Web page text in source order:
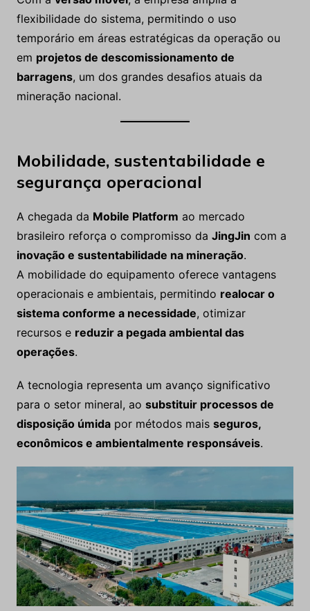
flexibilidade do sistema, permitindo o uso
temporário em áreas estratégicas da operação ou
em projetos de descomissionamento de
barragens, um dos grandes desafios atuais da
mineração nacional.
Mobilidade, sustentabilidade e
segurança operacional
A chegada da Mobile Platform ao mercado
brasileiro reforça o compromisso da JingJin com a
inovação e sustentabilidade na mineração.
A mobilidade do equipamento oferece vantagens
operacionais e ambientais, permitindo realocar o
sistema conforme a necessidade, otimizar
recursos e reduzir a pegada ambiental das
operações.
A tecnologia representa um avanço significativo
para o setor mineral, ao substituir processos de
disposição úmidapor métodos mais seguros,
econômicos e ambientalmente responsáveis.